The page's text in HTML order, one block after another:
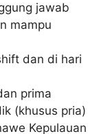
jawab
mampu
dan di hari
prima
(khusus pria)
Kepulauan